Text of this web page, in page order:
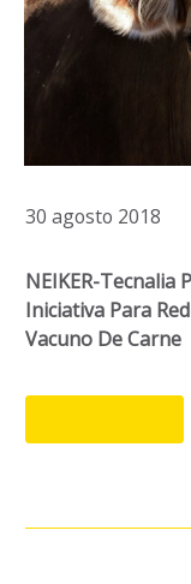
30 agosto 2018
NEIKER-Tecnalia
Iniciativa Para
Vacuno De Carne